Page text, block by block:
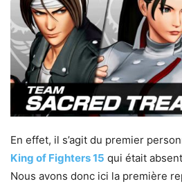
En effet, il s’agit du premier
King of Fighters 15 qui était
Nous avons donc ici la première